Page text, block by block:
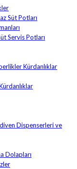
Süt Potları
Servis Potları
Kürdanlıklar
Dispenserleri ve
Dolapları